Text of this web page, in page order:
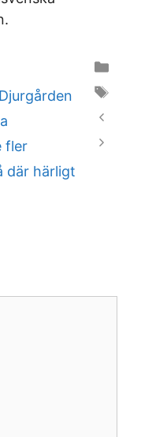
Djurgården
fler
där härligt